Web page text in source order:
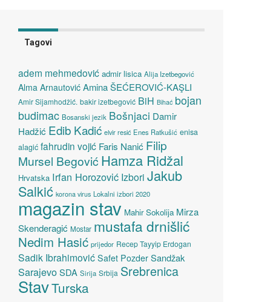
Tagovi
adem mehmedović admir lisica Alija Izetbegović
Alma Arnautović Amina ŠEĆEROVIĆ-KAŞLI
Amir Sijamhodžić. bakir izetbegović BiH Bihać bojan
budimac Bosanski jezik Bošnjaci Damir
Hadžić Edib Kadić elvir resić Enes Ratkušić enisa
alagić fahrudin vojić Faris Nanić Filip
Mursel Begović Hamza Ridžal
Hrvatska Irfan Horozović Izbori Jakub
Salkić korona virus Lokalni izbori 2020
magazin stav Mahir Sokolija Mirza
Skenderagić Mostar mustafa drnišlić
Nedim Hasić prijedor Recep Tayyip Erdogan
Sadik Ibrahimović Safet Pozder Sandžak
SarajevoSDA Sirija Srbija Srebrenica
StavTurska